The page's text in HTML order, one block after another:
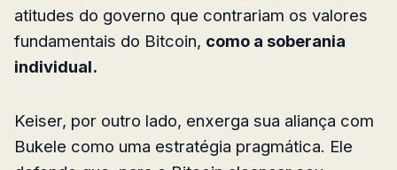
atitudes do governo que contrariam os valores
fundamentais do Bitcoin, como a soberania
individual.
Keiser, por outro lado, enxerga sua aliança com
Bukele como uma estratégia pragmática. Ele